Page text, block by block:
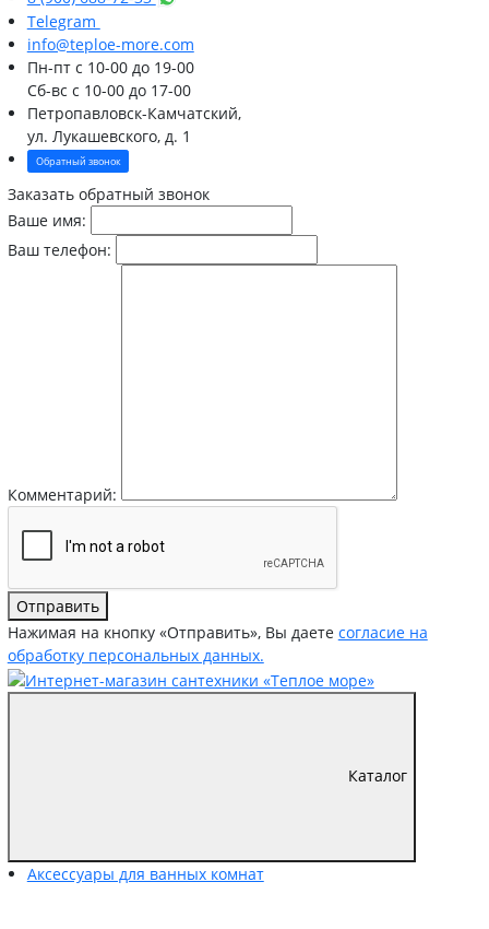
Telegram
info@teploe-more.com
Пн-птс 10-00 до 19-00
Сб-вс с 10-00 до 17-00
Петропавловск-Камчатский,
ул. Лукашевского, д. 1
Обратный звонок
Заказать обратный звонок
Ваше имя:
Ваш телефон:
Комментарий:
Отправить
Нажимая на кнопку «Отправить», Вы даете согласие на
обработку персональных данных.
Каталог
Аксессуары для ванных комнат